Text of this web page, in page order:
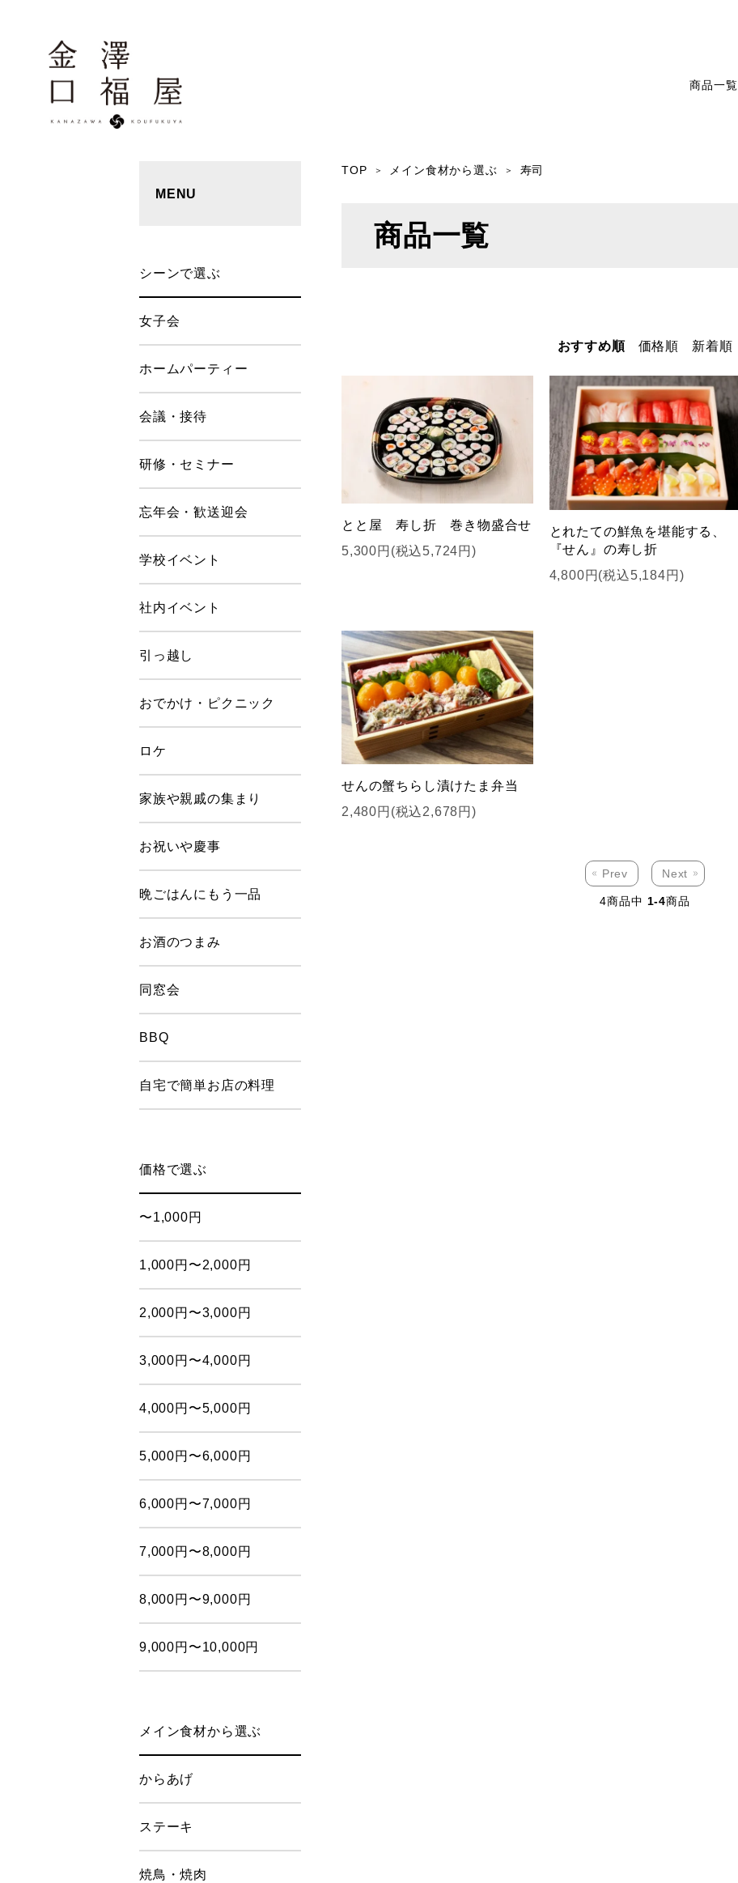
商品一覧
TOP メイン食材から選ぶ 寿司
商品一覧
おすすめ順 価格順 新着順
とと屋 寿し折 巻き物盛合せ
5,300円(税込5,724円)
とれたての鮮魚を堪能する、
『せん』の寿し折
4,800円(税込5,184円)
せんの蟹ちらし漬けたま弁当
2,480円(税込2,678円)
Prev Next
4商品中 1-4商品
MENU
シーンで選ぶ
女子会
ホームパーティー
会議・接待
研修・セミナー
忘年会・歓送迎会
学校イベント
社内イベント
引っ越し
おでかけ・ピクニック
ロケ
家族や親戚の集まり
お祝いや慶事
晩ごはんにもう一品
お酒のつまみ
同窓会
BBQ
自宅で簡単お店の料理
価格で選ぶ
〜1,000円
1,000円〜2,000円
2,000円〜3,000円
3,000円〜4,000円
4,000円〜5,000円
5,000円〜6,000円
6,000円〜7,000円
7,000円〜8,000円
8,000円〜9,000円
9,000円〜10,000円
メイン食材から選ぶ
からあげ
ステーキ
焼鳥・焼肉